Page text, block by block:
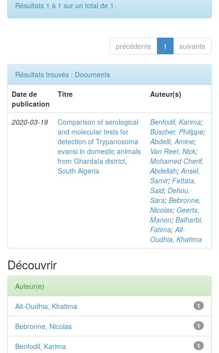
Résultats 1 à 1 sur un total de 1.
précédente 1 suivante
Résultats trouvés : Documents
Date de
publication
Titre Auteur(s)
2020-03-19
Comparison of serological
and molecular tests for
detection of Trypanosoma
evansi in domestic animals
from Ghardaïa district,
South Algeria
Benfodil, Karima;
Büscher, Philippe;
Abdelli, Amine;
Van Reet, Nick;
Mohamed Cherif,
Abdellah;Ansel,
Samir; Fettata,
Said; Dehou,
Sara; Bebronne,
Nicolas; Geerts,
Manon; Balharbi,
Fatima;Ait-
Oudhia, Khatima
Découvrir
Auteur(e)
1
Ait-Oudhia, Khatima
1
Bebronne, Nicolas
1
Benfodil, Karima